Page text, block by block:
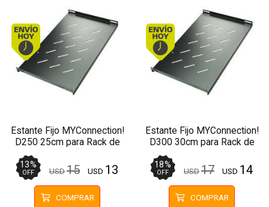
Envío hoy. Comprando antes de 13Hs.
Estante Fijo MYConnection!
D250 25cm para Rack de
13%
OFF USD15 USD 13
COMPRAR
Envío hoy.
Estante Fijo MYConnection!
D300 30cm para Rack de
18%
OFF USD17 USD 14
COMPRAR